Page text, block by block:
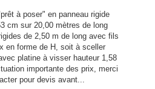
à poser" en panneau rigide
cm sur 20,00 mètres de long
de 2,50 m de long avec fils
en forme de H, soit à sceller
platine à visser hauteur 1,58
importante des prix, merci
pour devis avant...